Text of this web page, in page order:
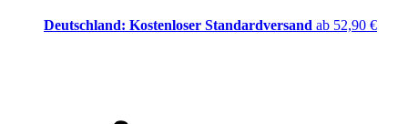
Deutschland: Kostenloser Standardversand ab 52,90 €